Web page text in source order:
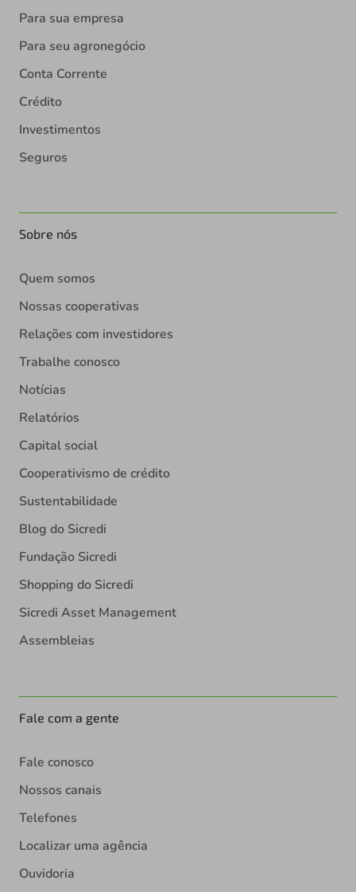
Para sua empresa
Para seu agronegócio
Conta Corrente
Crédito
Investimentos
Seguros
Sobre nós
Quem somos
Nossas cooperativas
Relações com investidores
Trabalhe conosco
Notícias
Relatórios
Capital social
Cooperativismo de crédito
Sustentabilidade
Blog do Sicredi
Fundação Sicredi
Shopping do Sicredi
Sicredi Asset Management
Assembleias
Fale com a gente
Fale conosco
Nossos canais
Telefones
Localizar uma agência
Ouvidoria